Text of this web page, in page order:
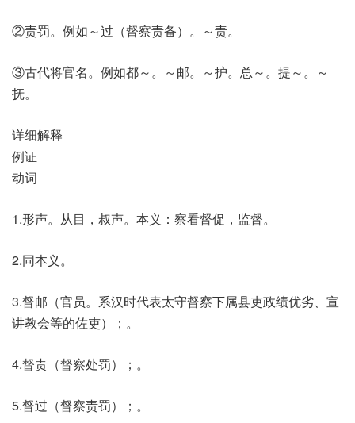
②责罚。例如～过（督察责备）。～责。
③古代将官名。例如都～。～邮。～护。总～。提～。～
抚。
详细解释
例证
动词
1.形声。从目，叔声。本义：察看督促，监督。
2.同本义。
3.督邮（官员。系汉时代表太守督察下属县吏政绩优劣、宣
讲教会等的佐吏）；。
4.督责（督察处罚）；。
5.督过（督察责罚）；。